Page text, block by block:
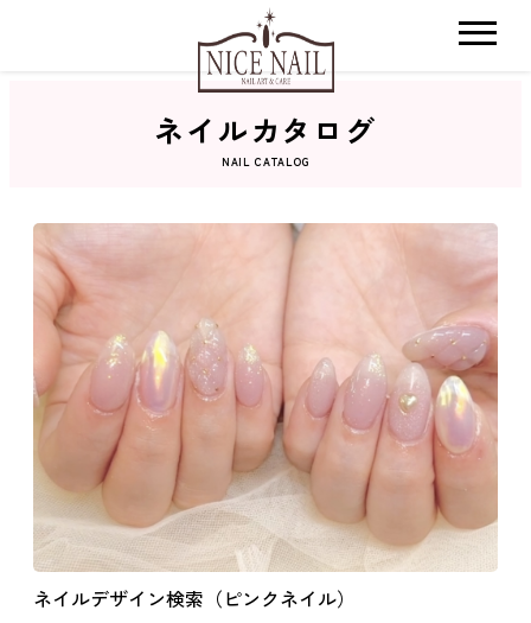
ネイルカタログ
おすすめクーポン
料金メニュー
コンセプト
よくあるご質問
ネイルカタログ
NAIL CATALOG
ネイルデザイン検索（ピンクネイル）